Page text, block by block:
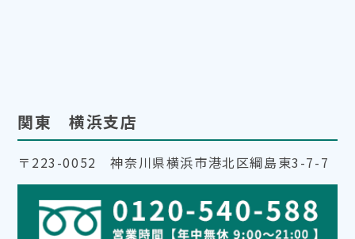
関東 横浜支店
〒223-0052 神奈川県横浜市港北区綱島東3-7-7